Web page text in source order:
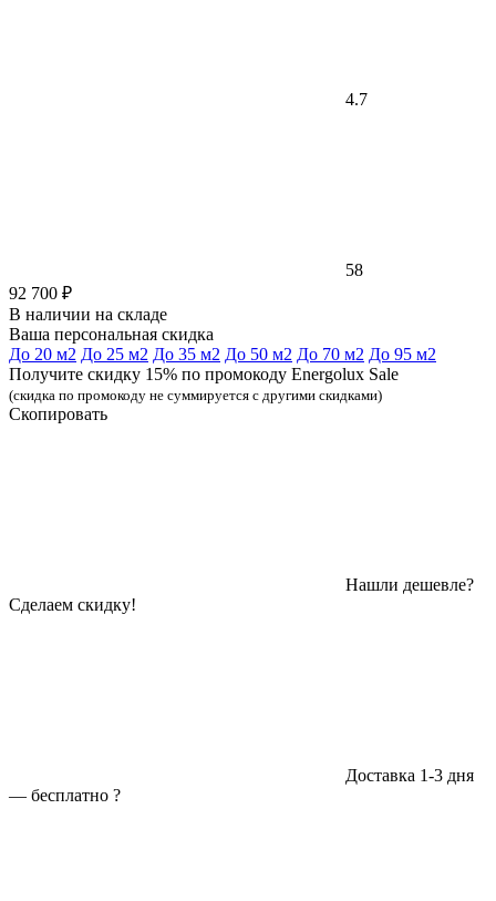
4.7
58
92 700 ₽
В наличии на складе
Ваша персональная скидка
До 20 м2 До 25 м2 До 35 м2 До 50 м2 До 70 м2 До 95 м2
Получите скидку 15% по промокоду Energolux Sale
(скидка по промокоду не суммируется с другими скидками)
Скопировать
Нашли дешевле?
Сделаем скидку!
Доставка 1-3 дня
— бесплатно ?